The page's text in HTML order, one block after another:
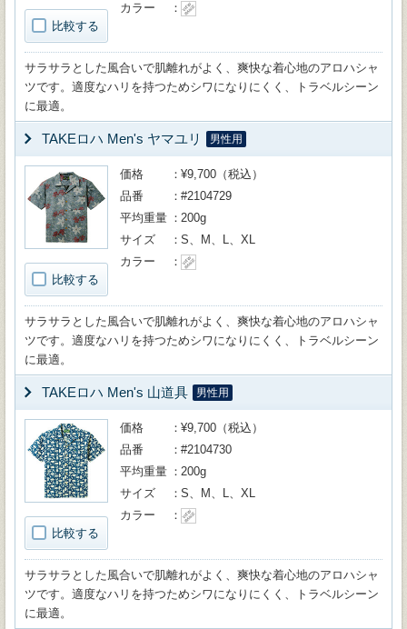
比較する
カラー
サラサラとした風合いで肌離れがよく、爽快な着心地のアロハシャ
ツです。適度なハリを持つためシワになりにくく、トラベルシーン
に最適。
TAKEロハ Men's ヤマユリ 男性用
比較する
価格
¥9,700（税込）
品番
#2104729
平均重量
200g
サイズ
S、M、L、XL
カラー
サラサラとした風合いで肌離れがよく、爽快な着心地のアロハシャ
ツです。適度なハリを持つためシワになりにくく、トラベルシーン
に最適。
TAKEロハ Men's 山道具 男性用
比較する
価格
¥9,700（税込）
品番
#2104730
平均重量
200g
サイズ
S、M、L、XL
カラー
サラサラとした風合いで肌離れがよく、爽快な着心地のアロハシャ
ツです。適度なハリを持つためシワになりにくく、トラベルシーン
に最適。